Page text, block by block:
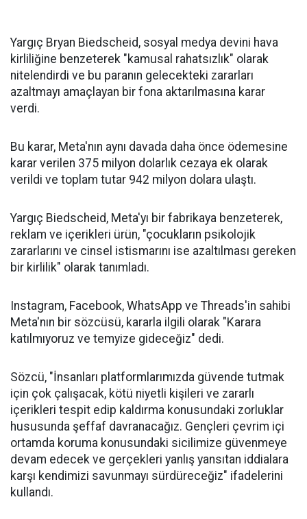
Yargıç Bryan Biedscheid, sosyal medya devini hava
kirliliğine benzeterek "kamusal rahatsızlık" olarak
nitelendirdi ve bu paranın gelecekteki zararları
azaltmayı amaçlayan bir fona aktarılmasına karar
verdi.
Bu karar, Meta'nın aynı davada daha önce ödemesine
karar verilen 375 milyon dolarlık cezaya ek olarak
verildi ve toplam tutar 942 milyon dolara ulaştı.
Yargıç Biedscheid, Meta'yı bir fabrikaya benzeterek,
reklam ve içerikleri ürün, "çocukların psikolojik
zararlarını ve cinsel istismarını ise azaltılması gereken
bir kirlilik" olarak tanımladı.
Instagram, Facebook, WhatsApp ve Threads'in sahibi
Meta'nın bir sözcüsü, kararla ilgili olarak "Karara
katılmıyoruz ve temyize gideceğiz" dedi.
Sözcü, "İnsanları platformlarımızda güvende tutmak
için çok çalışacak, kötü niyetli kişileri ve zararlı
içerikleri tespit edip kaldırma konusundaki zorluklar
hususunda şeffaf davranacağız. Gençleri çevrim içi
ortamda koruma konusundaki sicilimize güvenmeye
devam edecek ve gerçekleri yanlış yansıtan iddialara
karşı kendimizi savunmayı sürdüreceğiz" ifadelerini
kullandı.